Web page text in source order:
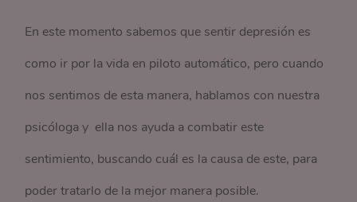
En este momento sabemos que sentir depresión es
como ir por la vida en piloto automático, pero cuando
nos sentimos de esta manera, hablamos con nuestra
psicóloga y ella nos ayuda a combatir este
sentimiento, buscando cuál es la causa de este, para
poder tratarlo de la mejor manera posible.